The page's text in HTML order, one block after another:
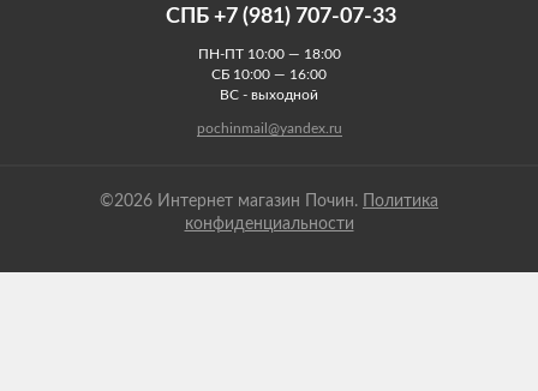
СПБ +7 (981) 707-07-33
ПН-ПТ 10:00 — 18:00
СБ 10:00 — 16:00
ВС - выходной
pochinmail@yandex.ru
©2026 Интернет магазин Почин.
Политика
конфиденциальности